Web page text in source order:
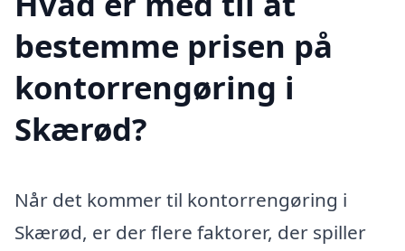
bestemme prisen på
kontorrengøring i
Skærød?
Når det kommer til kontorrengøring i
Skærød, er der flere faktorer, der spiller